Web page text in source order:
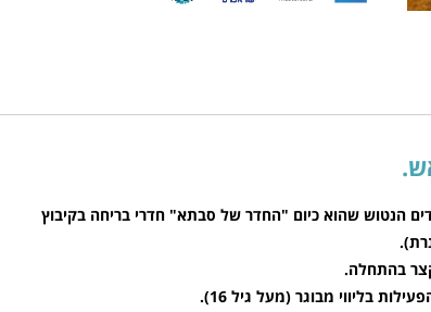
הנטוש שהוא כיום "החדר של סבתא" חדרי בריחה בקיבוץ
בהתחלה.